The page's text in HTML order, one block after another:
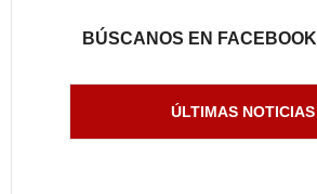
BÚSCANOS EN FACEBOOK
ÚLTIMAS NOTICIAS